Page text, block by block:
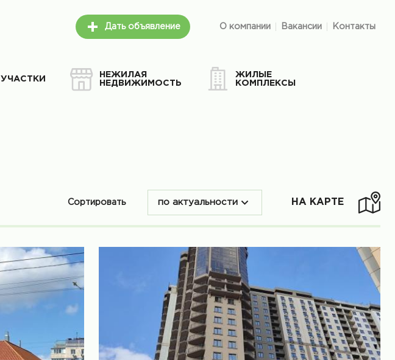
Дать объявление О компании Вакансии Контакты
УЧАСТКИ
НЕЖИЛАЯ
НЕДВИЖИМОСТЬ
ЖИЛЫЕ
КОМПЛЕКСЫ
Сортировать по актуальности НА КАРТЕ